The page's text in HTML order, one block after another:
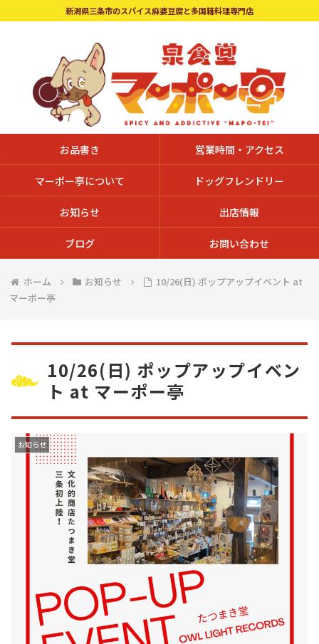
新潟県三条市のスパイス麻婆豆腐と多国籍料理専門店
お品書き 営業時間・アクセス
マーポー亭について ドッグフレンドリー
お知らせ 出店情報
ブログ お問い合わせ
ホーム お知らせ
10/26(日) ポップアップイベント at
マーポー亭
10/26(日) ポップアップイベン
ト at マーポー亭
お知らせ